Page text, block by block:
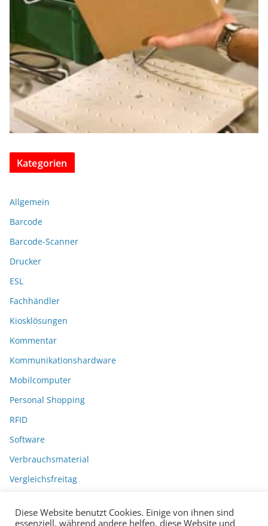
Kategorien
Allgemein
Barcode
Barcode-Scanner
Drucker
ESL
Fachhändler
Kiosklösungen
Kommentar
Kommunikationshardware
Mobilcomputer
Personal Shopping
RFID
Software
Verbrauchsmaterial
Vergleichsfreitag
Diese Website benutzt Cookies. Einige von ihnen sind
essenziell, während andere helfen, diese Website und